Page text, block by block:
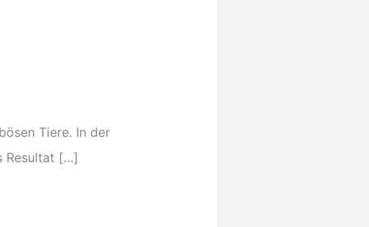
Tiere. In der
Resultat […]